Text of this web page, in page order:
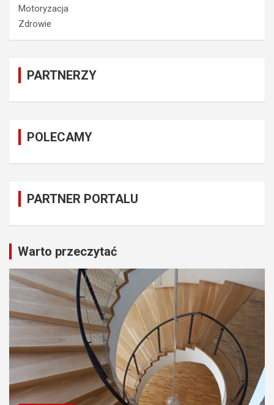
Motoryzacja
Zdrowie
PARTNERZY
POLECAMY
PARTNER PORTALU
Warto przeczytać